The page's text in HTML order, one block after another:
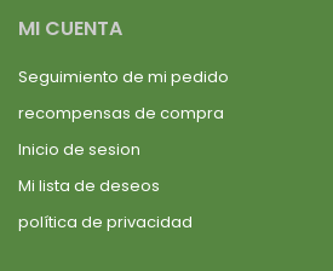
MI CUENTA
Seguimiento de mi pedido
recompensas de compra
Inicio de sesion
Mi lista de deseos
política de privacidad